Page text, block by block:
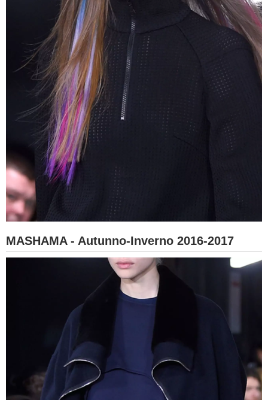
MASHAMA - Autunno-Inverno 2016-2017